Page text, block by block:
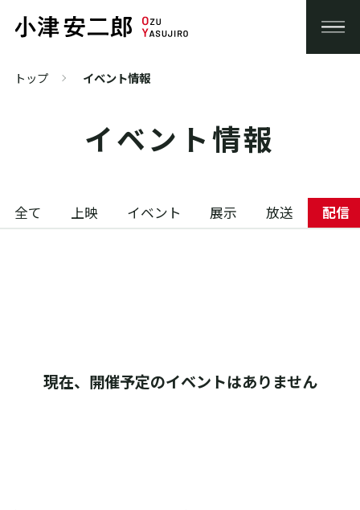
トップ イベント情報
イベント情報
全て 上映 イベント 展示 放送 配信
現在、開催予定のイベントはありません